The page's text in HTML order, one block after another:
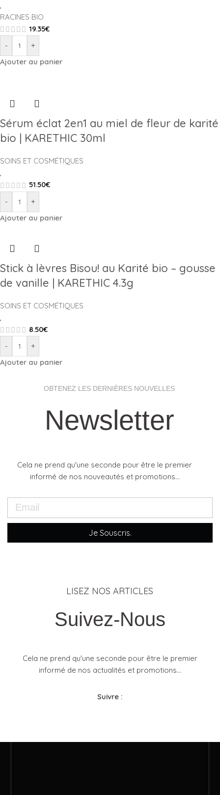
,
RACINES BIO
19.35€
-
+
Ajouter au panier
Sérum éclat 2en1 au miel de fleur de karité
bio | KARETHIC 30ml
SOINS ET COSMÉTIQUES
,
51.50€
-
+
Ajouter au panier
Stick à lèvres Bisou! au Karité bio – gousse
de vanille | KARETHIC 4.3g
SOINS ET COSMÉTIQUES
8.50€
-
+
Ajouter au panier
OBTENEZ LES DERNIÈRES NOUVELLES
Newsletter
Cela ne prend qu'une seconde pour être le premier
informé de nos nouveautés et promotions...
Je Souscris.
LISEZ NOS ARTICLES
Suivez-Nous
Cela ne prend qu'une seconde pour être le premier
informé de nos actualités et promotions...​
Suivre :